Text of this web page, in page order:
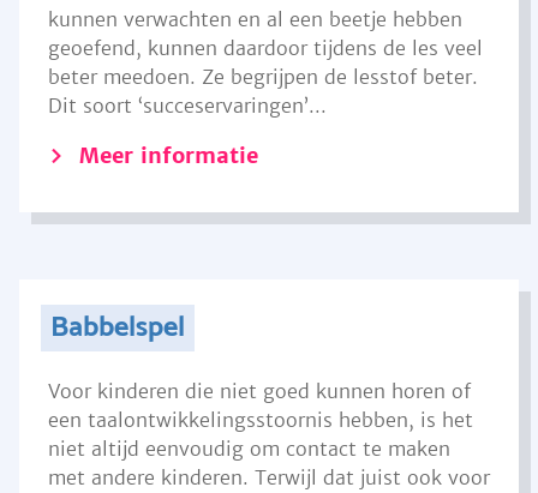
kunnen verwachten en al een beetje hebben
geoefend, kunnen daardoor tijdens de les veel
beter meedoen. Ze begrijpen de lesstof beter.
Dit soort ‘succeservaringen’...
Meer informatie
Babbelspel
Voor kinderen die niet goed kunnen horen of
een taalontwikkelingsstoornis hebben, is het
niet altijd eenvoudig om contact te maken
met andere kinderen. Terwijl dat juist ook voor